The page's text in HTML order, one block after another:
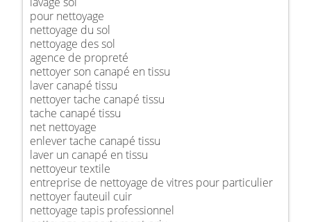
pour nettoyage
nettoyage du sol
nettoyage des sol
agence de propreté
nettoyer son canapé en tissu
laver canapé tissu
nettoyer tache canapé tissu
tache canapé tissu
net nettoyage
enlever tache canapé tissu
laver un canapé en tissu
nettoyeur textile
entreprise de nettoyage de vitres pour particulier
nettoyer fauteuil cuir
nettoyage tapis professionnel